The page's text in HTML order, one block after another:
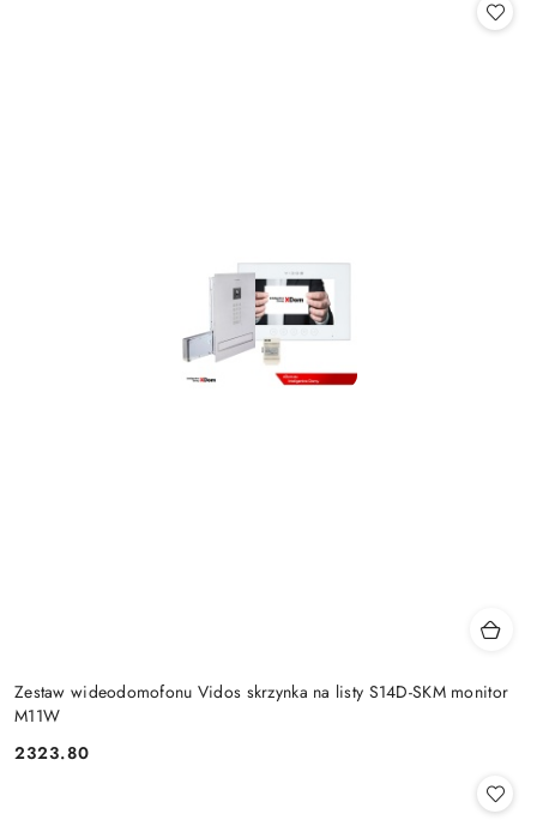
Zestaw wideodomofonu Vidos skrzynka na listy S14D-SKM monitor
M11W
Cena:
2323.80